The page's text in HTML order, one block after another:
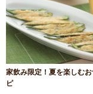
家飲み限定！夏を楽しむ
ピ